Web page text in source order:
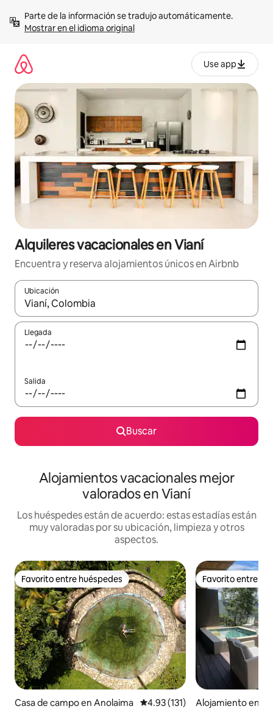
contenidoMostrar en el idioma original
Use app
Alquileres vacacionales en Vianí
Encuentra y reserva alojamientos únicos en Airbnb
Ubicación
Cuando los resultados estén disponibles, navega con las
Llegada
Salida
Buscar
Alojamientos vacacionales mejor
valorados en Vianí
Los huéspedes están de acuerdo: estas estadías están
muy valoradas por su ubicación, limpieza y otros
aspectos.
Favorito entre huéspedes
Favorito entre huéspedes
Casa de campo en Anolaima Calificación promedio: 4.93 de
4.93 (131)
Favorito entre
Favorito entre
Alojamiento en